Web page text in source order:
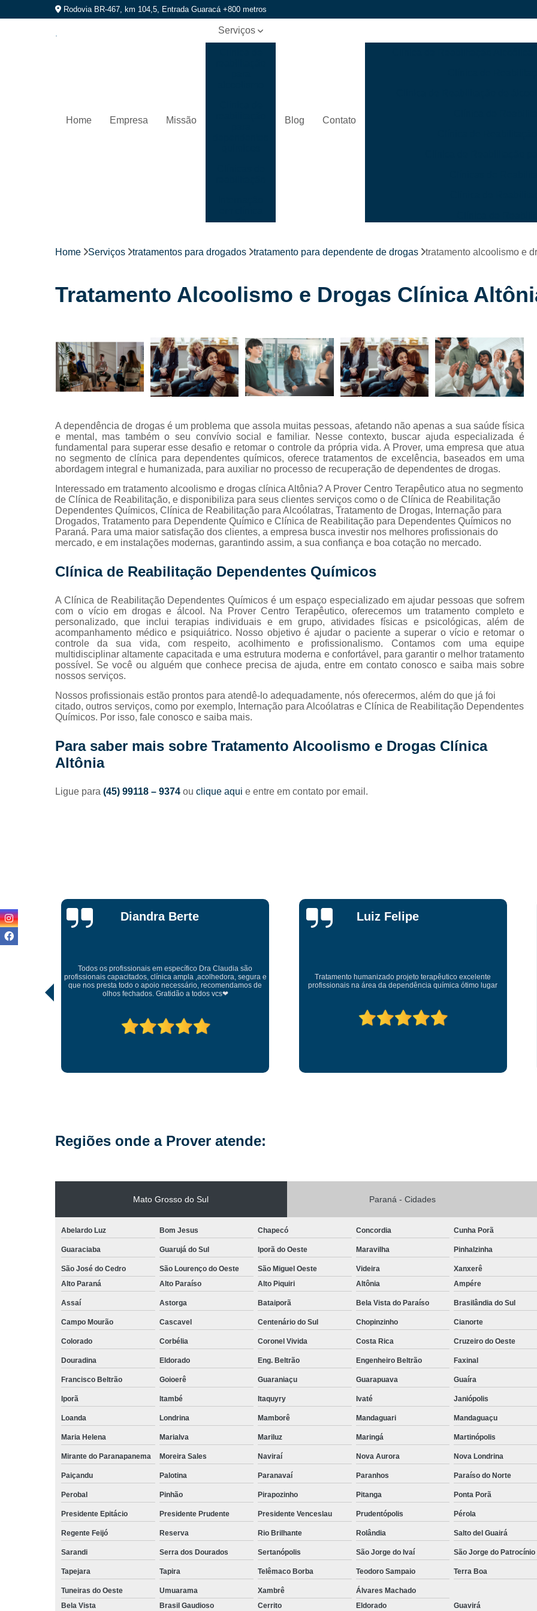
Rodovia BR-467, km 104,5, Entrada Guaracá +800 metros
Home Empresa Missão
Serviços
de
Internação
Internação
para
Internação
para
drogados
Internação
para
de drogas
Reabilitação
para
alcoólatras
Reabilitação
para
drogados
Reabilitação
para
viciados em
Tratamento
dependentes
químicos
Tratamentos
contra
drogas
Tratamentos
alcoolismo
Tratamentos
Blog Contato
Clínica de Reabilitação para
Clínica de Reabilitação para
Clínica de Reabilitação
Clínica de Reabilitação
Clínica de Reabilitação
Clínica de Reabilitação
Clínica de Reabilitação
Clínica de Reabilitação Alcoólica com
Clínica de Reabilitação com
Clínica de Reabilitação para
Internação
Internação de
Internação de
Internação em
Internação em Clínica de
Internação em Clínica de
Internação em
Internação em
Internação de
Internação para Alcoolatra
Internação para
Internação para Usuários
Internação para Dependentes de
Internação para Drogado Cascavel
Internação para
Internação para Jovens Usuários
Internação de
Internação para
Internação para
Reabilitação
Reabilitação para
Reabilitação para
Reabilitação para Pessoas Viciados
Reabilitação para Alcoólatra e
Reabilitação para Dependentes de
Reabilitação para Drogado Cascavel
Reabilitação para
Reabilitação para
Reabilitação
Reabilitação para Usuários de
Reabilitação
Reabilitação
Reabilitação
Reabilitação para
Home Serviços tratamentos para drogados tratamento para dependente de drogas tratamento alcoolismo e
Tratamento Alcoolismo e Drogas Clínica
A dependência de drogas é um problema que assola muitas pessoas, afetando não apenas a sua saúde física
e mental, mas também o seu convívio social e familiar. Nesse contexto, buscar ajuda especializada é
fundamental para superar esse desafio e retomar o controle da própria vida. A Prover, uma empresa que atua
no segmento de clínica para dependentes químicos, oferece tratamentos de excelência, baseados em uma
abordagem integral e humanizada, para auxiliar no processo de recuperação de dependentes de drogas.
Interessado em tratamento alcoolismo e drogas clínica Altônia? A Prover Centro Terapêutico atua no segmento
de Clínica de Reabilitação, e disponibiliza para seus clientes serviços como o de Clínica de Reabilitação
Dependentes Químicos, Clínica de Reabilitação para Alcoólatras, Tratamento de Drogas, Internação para
Drogados, Tratamento para Dependente Químico e Clínica de Reabilitação para Dependentes Químicos no
Paraná. Para uma maior satisfação dos clientes, a empresa busca investir nos melhores profissionais do
mercado, e em instalações modernas, garantindo assim, a sua confiança e boa cotação no mercado.
Clínica de Reabilitação Dependentes Químicos
A Clínica de Reabilitação Dependentes Químicos é um espaço especializado em ajudar pessoas que sofrem
com o vício em drogas e álcool. Na Prover Centro Terapêutico, oferecemos um tratamento completo e
personalizado, que inclui terapias individuais e em grupo, atividades físicas e psicológicas, além de
acompanhamento médico e psiquiátrico. Nosso objetivo é ajudar o paciente a superar o vício e retomar o
controle da sua vida, com respeito, acolhimento e profissionalismo. Contamos com uma equipe
multidisciplinar altamente capacitada e uma estrutura moderna e confortável, para garantir o melhor tratamento
possível. Se você ou alguém que conhece precisa de ajuda, entre em contato conosco e saiba mais sobre
nossos serviços.
Nossos profissionais estão prontos para atendê-lo adequadamente, nós oferecermos, além do que já foi
citado, outros serviços, como por exemplo, Internação para Alcoólatras e Clínica de Reabilitação Dependentes
Químicos. Por isso, fale conosco e saiba mais.
Para saber mais sobre Tratamento Alcoolismo e Drogas Clínica
Altônia
Ligue para (45) 99118 – 9374 ou clique aqui e entre em contato por email.
Luiz Felipe
Tratamento humanizado projeto terapêutico excelente
profissionais na área da dependência química ótimo lugar
Taylon
Gattermann
Esse lugar salvou minha vida...me devolveu a minha
sanidade...eterna gratidao.lugar top pra quem quer
mudança.equipe terapêutica super bem preparada.tmj prover
Regiões onde a Prover atende:
Mato Grosso do Sul Paraná - Cidades
Abelardo Luz Bom Jesus Chapecó Concordia Cunha Porã
Guaraciaba Guarujá do Sul Iporã do Oeste Maravilha Pinhalzinha
São José do Cedro São Lourenço do Oeste São Miguel Oeste Videira
Xanxerê
Alto Paraná
Alto Paraíso Alto Piquiri Altônia Ampére
Assaí Astorga Bataiporã Bela Vista do Paraíso Brasilândia do Sul
Campo Mourão Cascavel Centenário do Sul Chopinzinho Cianorte
Colorado Corbélia Coronel Vivida Costa Rica Cruzeiro do Oeste
Douradina Eldorado Eng. Beltrão Engenheiro Beltrão Faxinal
Francisco Beltrão Goioerê Guaraniaçu Guarapuava Guaíra
Iporã Itambé Itaquyry Ivaté Janiópolis
Loanda Londrina Mamborê Mandaguari Mandaguaçu
Maria Helena Marialva Mariluz Maringá Martinópolis
Mirante do Paranapanema Moreira Sales Naviraí Nova Aurora Nova Londrina
Paiçandu Palotina Paranavaí Paranhos Paraíso do Norte
Perobal Pinhão Pirapozinho Pitanga Ponta Porã
Presidente Epitácio Presidente Prudente Presidente Venceslau Prudentópolis Pérola
Regente Feijó Reserva Rio Brilhante Rolândia Salto del Guairá
Sarandi Serra dos Dourados Sertanópolis São Jorge do Ivaí São Jorge do Patrocínio
Tapejara Tapira Telêmaco Borba Teodoro Sampaio Terra Boa
Tuneiras do Oeste Umuarama Xambrê
Álvares Machado
Bela Vista
Brasil Gaudioso Cerrito Eldorado Guavirá